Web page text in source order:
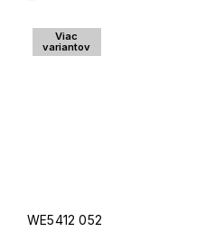
Viac
variantov
WE5412 052